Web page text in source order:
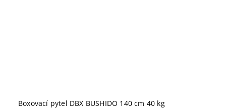
Boxovací pytel DBX BUSHIDO 140 cm 40 kg